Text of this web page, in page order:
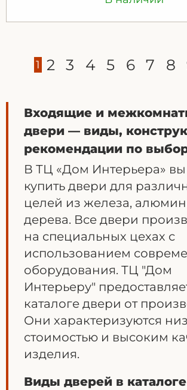
1 2 3 4 5 6 7 8
Входящие и
двери — виды,
рекомендации по
В ТЦ «Дом Интерьера»
купить двери для
целей из железа,
дерева. Все двери
на специальных цехах с
использованием
оборудования. ТЦ "Дом
Интерьеру"
каталоге двери от
Они характеризуются
стоимостью и высоким
изделия.
Виды дверей в